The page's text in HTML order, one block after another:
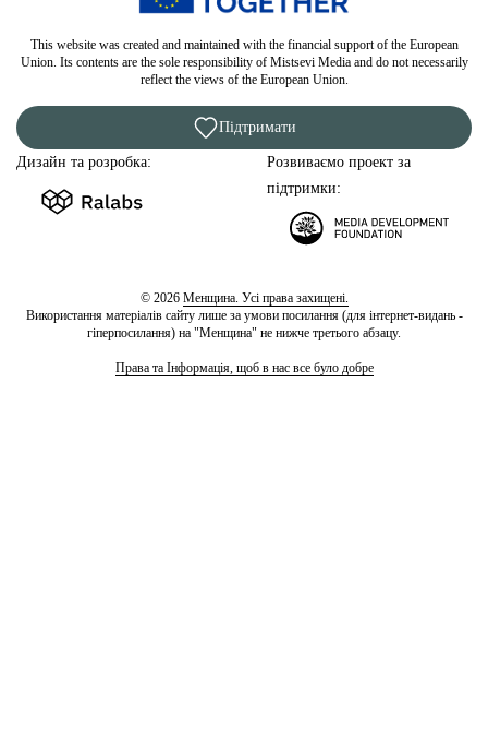
This website was created and maintained with the financial support of the European
Union. Its contents are the sole responsibility of Mistsevi Media and do not necessarily
reflect the views of the European Union.
Підтримати
Дизайн та розробка:
Розвиваємо проект за
підтримки:
© 2026 Менщина. Усі права захищені.
Використання матеріалів сайту лише за умови посилання (для інтернет-видань -
гіперпосилання) на "Менщина" не нижче третього абзацу.
Права та Інформація, щоб в нас все було добре